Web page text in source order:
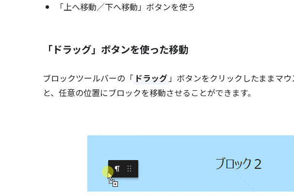
「上へ移動／下へ移動」ボタンを使う
「ドラッグ」ボタンを使った移動
ブロックツールバーの「 ドラッグ 」ボタンをクリックしたままマ
と、任意の位置にブロックを移動させることができます。